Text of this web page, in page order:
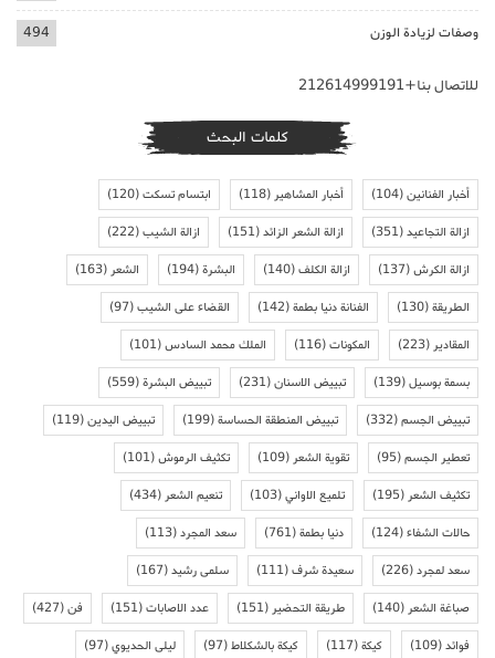
وصفات لزيادة الوزن 494
للاتصال بنا+212614999191
كلمات البحث
أخبار الفنانين(104) أخبار المشاهير(118) ابتسام تسكت(120)
ازالة التجاعيد(351) ازالة الشعر الزائد(151) ازالة الشيب(222)
ازالة الكرش(137) ازالة الكلف(140) البشرة(194) الشعر(163)
الطريقة(130) الفنانة دنيا بطمة(142) القضاء على الشيب(97)
المقادير(223) المكونات(116) الملك محمد السادس(101)
بسمة بوسيل(139) تبييض الاسنان(231) تبييض البشرة(559)
تبييض الجسم(332) تبييض المنطقة الحساسة(199) تبييض اليدين(119)
تعطير الجسم(95) تقوية الشعر(109) تكثيف الرموش(101)
تكثيف الشعر(195) تلميع الاواني(103) تنعيم الشعر(434)
حالات الشفاء(124) دنيا بطمة(761) سعد المجرد(113)
سعد لمجرد(226) سعيدة شرف(111) سلمى رشيد(167)
صباغة الشعر(140) طريقة التحضير(151) عدد الاصابات(151) فن(427)
فوائد(109) كيكة(117) كيكة بالشكلاط(97) ليلى الحديوي(97)